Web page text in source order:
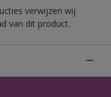
verwijzen wij
van dit product.